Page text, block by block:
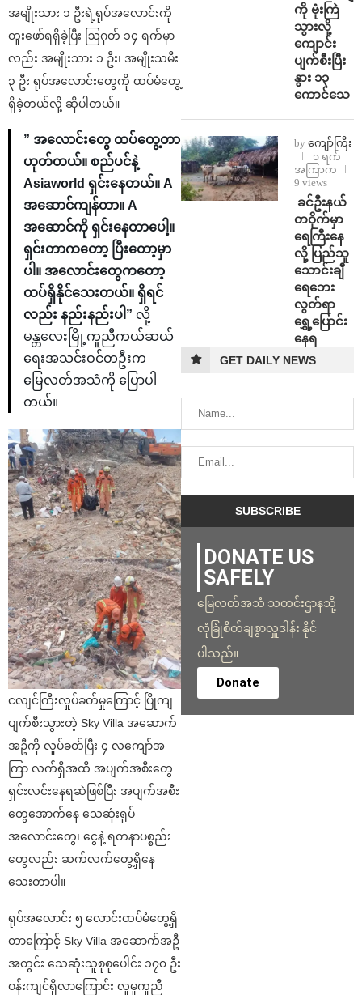
အမျိုးသား ၁ ဦးရဲ့ရုပ်အလောင်းကို
တူးဖော်ရရှိခဲ့ပြီး ဩဂုတ် ၁၄ ရက်မှာ
လည်း အမျိုးသား ၁ ဦး၊ အမျိုးသမီး
၃ ဦး ရုပ်အလောင်းတွေကို ထပ်မံတွေ့
ရှိခဲ့တယ်လို့ ဆိုပါတယ်။
” အလောင်းတွေ ထပ်တွေ့တာ
ဟုတ်တယ်။ စည်ပင်နဲ့
Asiaworld ရှင်းနေတယ်။ A
အဆောင်ကျန်တာ။ A
အဆောင်ကို ရှင်းနေတာပေါ့။
ရှင်းတာကတော့ ပြီးတော့မှာ
ပါ။ အလောင်းတွေကတော့
ထပ်ရှိနိုင်သေးတယ်။ ရှိရင်
လည်း နည်းနည်းပါ” လို့
မန္တလေးမြို့ကူညီကယ်ဆယ်
ရေးအသင်းဝင်တဦးက
မြေလတ်အသံကို ပြောပါ
တယ်။
ငလျင်ကြီးလှုပ်ခတ်မှုကြောင့် ပြိုကျ
ပျက်စီးသွားတဲ့ Sky Villa အဆောက်
အဦကို လှုပ်ခတ်ပြီး ၄ လကျော်အ
ကြာ လက်ရှိအထိ အပျက်အစီးတွေ
ရှင်းလင်းနေရဆဲဖြစ်ပြီး အပျက်အစီး
တွေအောက်နေ သေဆုံးရုပ်
အလောင်းတွေ၊ ငွေနဲ့ ရတနာပစ္စည်း
တွေလည်း ဆက်လက်တွေ့ရှိနေ
သေးတာပါ။
ရုပ်အလောင်း ၅ လောင်းထပ်မံတွေ့ရှိ
တာကြောင့် Sky Villa အဆောက်အဦ
အတွင်း သေဆုံးသူစုစုပေါင်း ၁၇၀ ဦး
ဝန်းကျင်ရှိလာကြောင်း လူမှုကူညီ
ကို ဗုံးကြဲ
သွားလို့
ကျောင်း
ပျက်စီးပြီး
နွား ၁၃
ကောင်သေ
by ကျော်ကြီး
၁ ရက်
အကြာက
9 views
⁩ ⁨ခင်ဦးနယ်
တဝိုက်မှာ
ရေကြီးနေ
လို့ ပြည်သူ
သောင်းချီ
ရေဘေး
လွတ်ရာ
ရွှေ့ပြောင်း
နေရ
GET DAILY NEWS
DONATE US
SAFELY
မြေလတ်အသံ သတင်းဌာနသို့
လုံခြုံစိတ်ချစွာလှူဒါန်း နိုင်
ပါသည်။
Donate